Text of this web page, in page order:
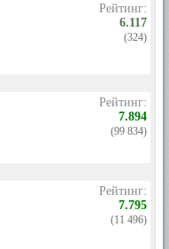
Рейтинг:
6.117
(324)
Рейтинг:
7.894
(99 834)
Рейтинг:
7.795
(11 496)